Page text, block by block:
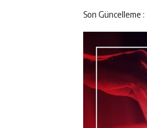
Son Güncelleme :